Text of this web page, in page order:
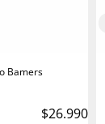
Bamers
$26.990